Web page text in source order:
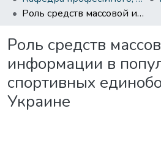
Роль средств массовой информации в популяризации спортивных единоборств в Украине
Роль средств
информации в
спортивных
Украине